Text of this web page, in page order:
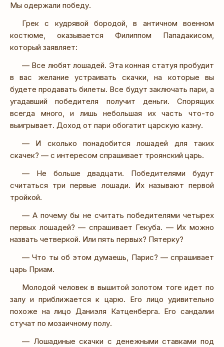
Мы одержали победу.
Грек с кудрявой бородой, в античном военном
костюме, оказывается Филиппом Пападакисом,
который заявляет:
— Все любят лошадей. Эта конная статуя пробудит
в вас желание устраивать скачки, на которые вы
будете продавать билеты. Все будут заключать пари, а
угадавший победителя получит деньги. Спорящих
всегда много, и лишь небольшая их часть что-то
выигрывает. Доход от пари обогатит царскую казну.
— И сколько понадобится лошадей для таких
скачек? — с интересом спрашивает троянский царь.
— Не больше двадцати. Победителями будут
считаться три первые лошади. Их называют первой
тройкой.
— А почему бы не считать победителями четырех
первых лошадей? — спрашивает Гекуба. — Их можно
назвать четверкой. Или пять первых? Пятерку?
— Что ты об этом думаешь, Парис? — спрашивает
царь Приам.
Молодой человек в вышитой золотом тоге идет по
залу и приближается к царю. Его лицо удивительно
похоже на лицо Даниэля Катценберга. Его сандалии
стучат по мозаичному полу.
— Лошадиные скачки с денежными ставками под